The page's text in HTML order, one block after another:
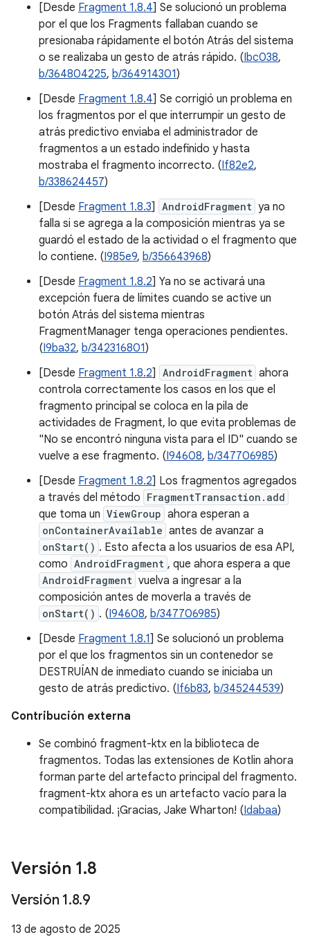
[Desde Fragment 1.8.4] Se solucionó un problema
por el que los Fragments fallaban cuando se
presionaba rápidamente el botón Atrás del sistema
o se realizaba un gesto de atrás rápido. (Ibc038,
b/364804225, b/364914301)
[Desde Fragment 1.8.4] Se corrigió un problema en
los fragmentos por el que interrumpir un gesto de
atrás predictivo enviaba el administrador de
fragmentos a un estado indefinido y hasta
mostraba el fragmento incorrecto. (If82e2,
b/338624457)
[Desde Fragment 1.8.3] AndroidFragment ya no
falla si se agrega a la composición mientras ya se
guardó el estado de la actividad o el fragmento que
lo contiene. (I985e9, b/356643968)
[Desde Fragment 1.8.2] Ya no se activará una
excepción fuera de límites cuando se active un
botón Atrás del sistema mientras
FragmentManager tenga operaciones pendientes.
(I9ba32, b/342316801)
[Desde Fragment 1.8.2] AndroidFragment ahora
controla correctamente los casos en los que el
fragmento principal se coloca en la pila de
actividades de Fragment, lo que evita problemas de
"No se encontró ninguna vista para el ID" cuando se
vuelve a ese fragmento. (I94608, b/347706985)
[Desde Fragment 1.8.2] Los fragmentos agregados
a través del método FragmentTransaction.add
que toma un ViewGroup ahora esperan a
onContainerAvailable antes de avanzar a
onStart() . Esto afecta a los usuarios de esa API,
como AndroidFragment , que ahora espera a que
AndroidFragment vuelva a ingresar a la
composición antes de moverla a través de
onStart() . (I94608, b/347706985)
[Desde Fragment 1.8.1] Se solucionó un problema
por el que los fragmentos sin un contenedor se
DESTRUÍAN de inmediato cuando se iniciaba un
gesto de atrás predictivo. (If6b83, b/345244539)
Contribución externa
Se combinó fragment-ktx en la biblioteca de
fragmentos. Todas las extensiones de Kotlin ahora
forman parte del artefacto principal del fragmento.
fragment-ktx ahora es un artefacto vacío para la
compatibilidad. ¡Gracias, Jake Wharton! (Idabaa)
Versión 1.8
Versión 1.8.9
13 de agosto de 2025